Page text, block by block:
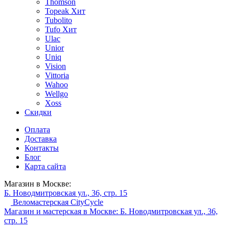
Thomson
Topeak Хит
Tubolito
Tufo Хит
Ulac
Unior
Uniq
Vision
Vittoria
Wahoo
Wellgo
Xoss
Скидки
Оплата
Доставка
Контакты
Блог
Карта сайта
Магазин в Москве:
Б. Новодмитровская ул., 36, стр. 15
Веломастерская CityCycle
Магазин и мастерская в Москве: Б. Новодмитровская ул., 36,
стр. 15